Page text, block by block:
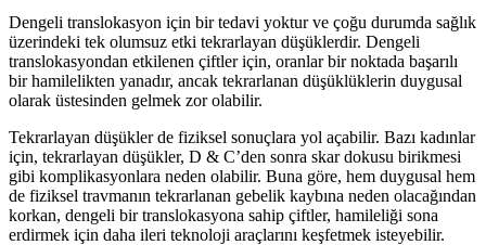
Dengeli translokasyon için bir tedavi yoktur ve çoğu durumda sağlık
üzerindeki tek olumsuz etki tekrarlayan düşüklerdir. Dengeli
translokasyondan etkilenen çiftler için, oranlar bir noktada başarılı
bir hamilelikten yanadır, ancak tekrarlanan düşüklüklerin duygusal
olarak üstesinden gelmek zor olabilir.
Tekrarlayan düşükler de fiziksel sonuçlara yol açabilir. Bazı kadınlar
için, tekrarlayan düşükler, D & C’den sonra skar dokusu birikmesi
gibi komplikasyonlara neden olabilir. Buna göre, hem duygusal hem
de fiziksel travmanın tekrarlanan gebelik kaybına neden olacağından
korkan, dengeli bir translokasyona sahip çiftler, hamileliği sona
erdirmek için daha ileri teknoloji araçlarını keşfetmek isteyebilir.